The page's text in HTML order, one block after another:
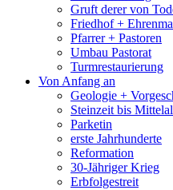
Gruft derer von
Friedhof +
Pfarrer + Pastoren
Umbau Pastorat
Turmrestaurierung
Von Anfang an
Geologie +
Steinzeit bis
Parketin
erste Jahrhunderte
Reformation
30-Jähriger Krieg
Erbfolgestreit